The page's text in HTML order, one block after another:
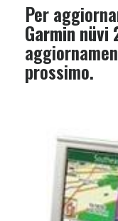
Per
Garmin nüvi
prossimo.